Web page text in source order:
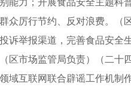
众厉行节约、反对浪费。
诉举报渠道，完善食品安全
区市场监管局负责）（二
域互联网联合辟谣工作机